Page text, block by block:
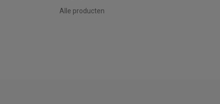
Alle producten